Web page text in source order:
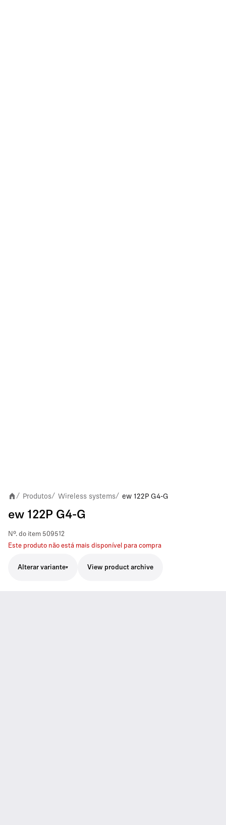
/ Produtos/ Wireless systems/ ew 122P G4-G
ew 122P G4-G
Nº. do item 509512
Este produto não está mais disponível para compra
Alterar variante View product archive